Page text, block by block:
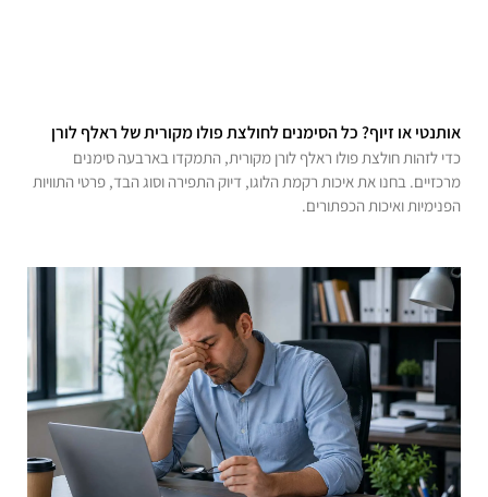
אותנטי או זיוף? כל הסימנים לחולצת פולו מקורית של ראלף לורן
כדי לזהות חולצת פולו ראלף לורן מקורית, התמקדו בארבעה סימנים
מרכזיים. בחנו את איכות רקמת הלוגו, דיוק התפירה וסוג הבד, פרטי התוויות
הפנימיות ואיכות הכפתורים.